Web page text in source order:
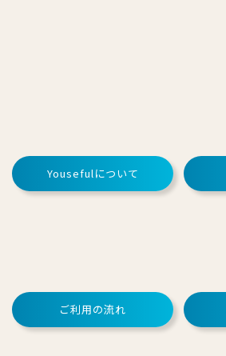
Yousefulについて
ご利用の流れ